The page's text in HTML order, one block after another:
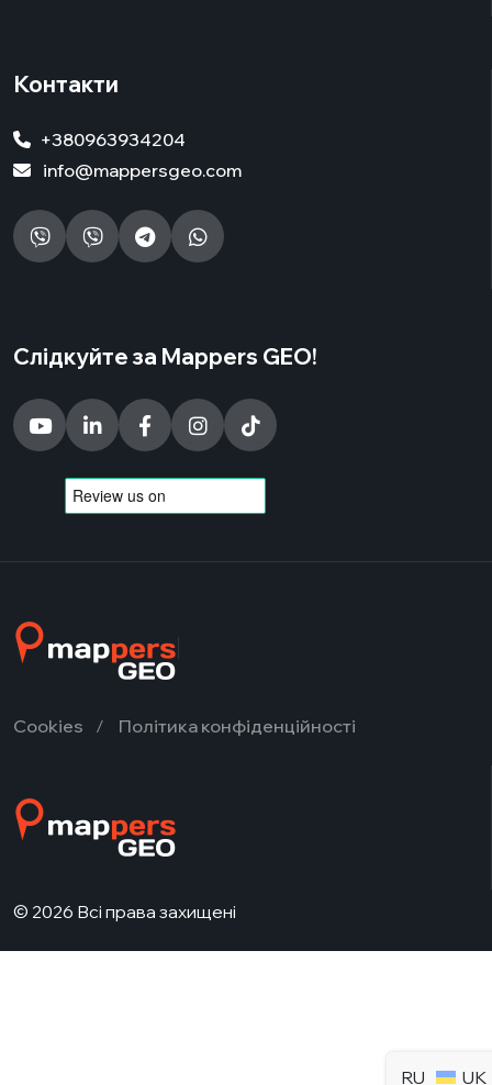
Контакти
+380963934204
info@mappersgeo.com
Слідкуйте за Mappers GEO!
Cookies Політика конфіденційності
© 2026 Всі права захищені
RU UK